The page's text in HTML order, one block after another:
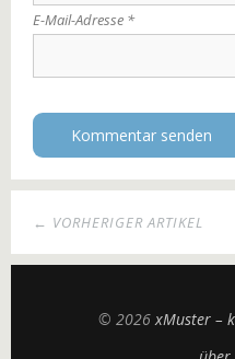
E-Mail-Adresse *
← VORHERIGER ARTIKEL
© 2026xMuster –